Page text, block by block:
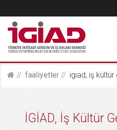
faali̇yetler i̇gi̇ad, i̇ş
İGİAD, İş Kültür